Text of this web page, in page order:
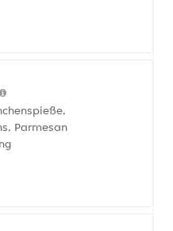
Parmesan